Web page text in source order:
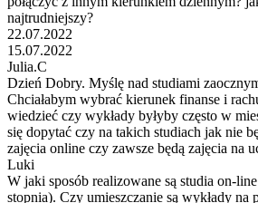
najtrudniejszy?
22.07.2022
15.07.2022
Julia.C
Dzień Dobry. Myślę nad studiami
Chciałabym wybrać kierunek finanse i
wiedzieć czy wykłady byłyby często w
się dopytać czy na takich studiach jak nie
zajęcia online czy zawsze będą zajęcia na
Luki
W jaki sposób realizowane są studia on-
stopnia). Czy umieszczanie są wykłady na